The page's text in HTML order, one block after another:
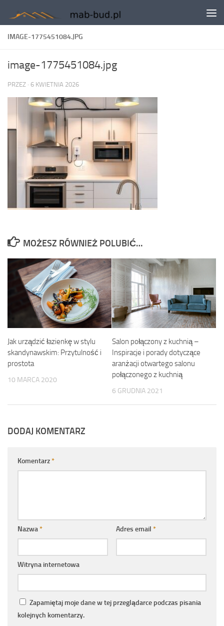
Skip to content
IMAGE-1775451084.JPG
image-1775451084.jpg
PRZEZ · 6 KWIETNIA 2026
MOŻESZ RÓWNIEŻ POLUBIĆ…
Jak urządzić łazienkę w stylu
skandynawskim: Przytulność i
prostota
10 MARCA 2020
Salon połączony z kuchnią –
Inspiracje i porady dotyczące
aranżacji otwartego salonu
połączonego z kuchnią
6 GRUDNIA 2021
DODAJ KOMENTARZ
Komentarz*
Nazwa* Adres email *
Witryna internetowa
Zapamiętaj moje dane w tej przeglądarce podczas pisania
kolejnych komentarzy.